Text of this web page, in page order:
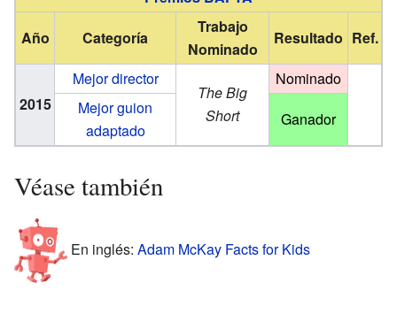
Año
Categoría
Trabajo
Nominado
Resultado Ref.
2015
Mejor director
The Big
Short
Nominado
Mejor guion
adaptado
Ganador
Véase también
En inglés: Adam McKay Facts for Kids